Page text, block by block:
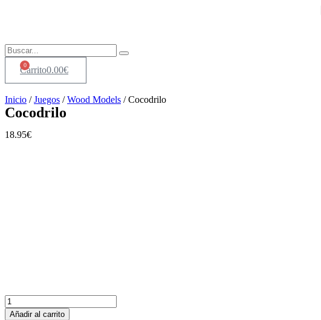
0.00€
0
Carrito
Inicio /Juegos /Wood Models / Cocodrilo
Cocodrilo
18.95€
Cocodrilo
cantidad
Añadir al carrito